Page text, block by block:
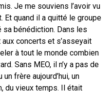
Je me souviens l’avoir vu
Et quand il a quitté le groupe
sa bénédiction. Dans les
concerts et s’asseyait
à tout le monde combien
Sans MEO, il n’y a pas de
frère aujourd’hui, un
du vieux temps. Il était